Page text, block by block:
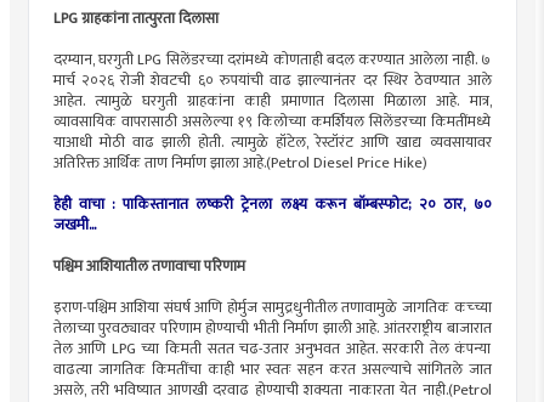
LPG ग्राहकांना तात्पुरता दिलासा
दरम्यान, घरगुती LPG सिलेंडरच्या दरांमध्ये कोणताही बदल करण्यात आलेला नाही. ७
मार्च २०२६ रोजी शेवटची ६० रुपयांची वाढ झाल्यानंतर दर स्थिर ठेवण्यात आले
आहेत. त्यामुळे घरगुती ग्राहकांना काही प्रमाणात दिलासा मिळाला आहे. मात्र,
व्यावसायिक वापरासाठी असलेल्या १९ किलोच्या कमर्शियल सिलेंडरच्या किमतींमध्ये
याआधी मोठी वाढ झाली होती. त्यामुळे हॉटेल, रेस्टॉरंट आणि खाद्य व्यवसायावर
अतिरिक्त आर्थिक ताण निर्माण झाला आहे.(Petrol Diesel Price Hike)
हेही वाचा : पाकिस्तानात लष्करी ट्रेनला लक्ष्य करून बॉम्बस्फोट; २० ठार, ७०
जखमी...
पश्चिम आशियातील तणावाचा परिणाम
इराण-पश्चिम आशिया संघर्ष आणि होर्मुज सामुद्रधुनीतील तणावामुळे जागतिक कच्च्या
तेलाच्या पुरवठ्यावर परिणाम होण्याची भीती निर्माण झाली आहे. आंतरराष्ट्रीय बाजारात
तेल आणि LPG च्या किमती सतत चढ-उतार अनुभवत आहेत. सरकारी तेल कंपन्या
वाढत्या जागतिक किमतींचा काही भार स्वतः सहन करत असल्याचे सांगितले जात
असले, तरी भविष्यात आणखी दरवाढ होण्याची शक्यता नाकारता येत नाही.(Petrol